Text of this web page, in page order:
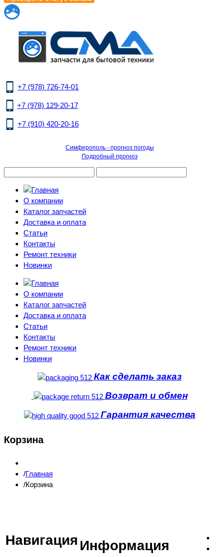
+7 (978) 726-74-01
+7 (978) 129-20-17
+7 (910) 420-20-16
Симферополь - прогноз погоды
Подробный прогноз
О компании
Каталог запчастей
Доставка и оплата
Статьи
Контакты
Ремонт техники
Новинки
О компании
Каталог запчастей
Доставка и оплата
Статьи
Контакты
Ремонт техники
Новинки
Как сделать заказ
Возврат и обмен
Гарантия качества
Корзина
Главная
Корзина
НавигацияИнформация